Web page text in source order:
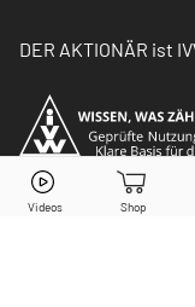
The Trade Desk
DER AKTIONÄR ist